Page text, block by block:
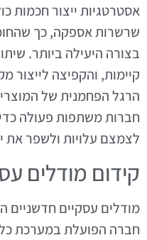
אסטרטגיות ייצור חכמות
שרשרות אספקה, כך
בצורה היעילה ביותר.
קיימות, והקפיצה לייצור
הרגל הפחמנית של
חברות משתפות פעולה
לצמצם עלויות ולשפר את
קידום מודלים
מודלים עסקיים חדשניים
חברה הפועלת במערכת